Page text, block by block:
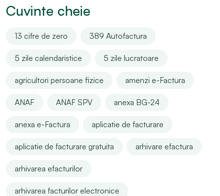
Cuvinte cheie
13 cifre de zero 389 Autofactura
5 zile calendaristice 5 zile lucratoare
agricultori persoane fizice amenzi e-Factura
ANAF ANAF SPV anexa BG-24
anexa e-Factura aplicatie de facturare
aplicatie de facturare gratuita arhivare efactura
arhivarea efacturilor
arhivarea facturilor electronice